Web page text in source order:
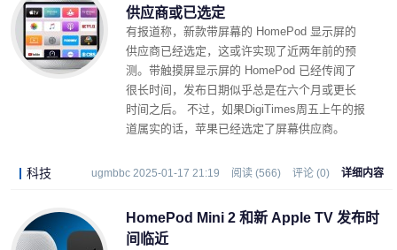
供应商或已选定
有报道称，新款带屏幕的 HomePod 显示屏的
供应商已经选定，这或许实现了近两年前的预
测。带触摸屏显示屏的 HomePod 已经传闻了
很长时间，发布日期似乎总是在六个月或更长
时间之后。 不过，如果DigiTimes周五上午的报
道属实的话，苹果已经选定了屏幕供应商。
科技 ugmbbc 2025-01-17 21:19 阅读 (566) 评论 (0) 详细内容
HomePod Mini 2 和新 Apple TV 发布时
间临近